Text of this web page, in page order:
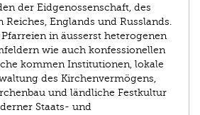
der Eidgenossenschaft, des
Englands und Russlands.
in äusserst heterogenen
wie auch konfessionellen
kommen Institutionen, lokale
des Kirchenvermögens,
und ländliche Festkultur
Staats- und